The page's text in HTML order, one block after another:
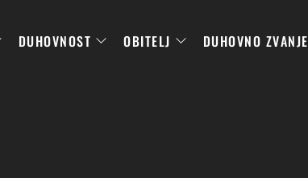
DUHOVNOST OBITELJ DUHOVNO ZVANJE